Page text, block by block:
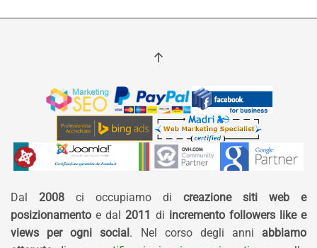
Dal 2008 ci occupiamo di creazione siti web e
posizionamento e dal 2011 di incremento followers like e
views per ogni social. Nel corso degli anni abbiamo